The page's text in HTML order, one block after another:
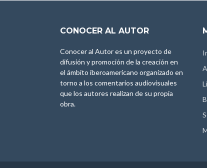
CONOCER AL AUTOR
Conocer al Autor es un proyecto de
difusión y promoción de la creación en
el ámbito iberoamericano organizado en
torno a los comentarios audiovisuales
que los autores realizan de su propia
obra.